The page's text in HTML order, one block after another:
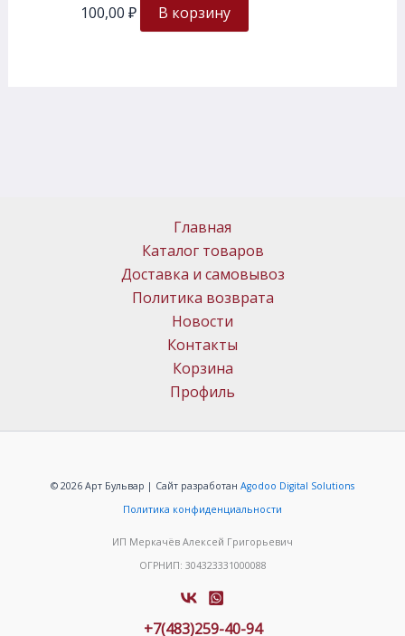
100,00 ₽ В корзину
Главная
Каталог товаров
Доставка и самовывоз
Политика возврата
Новости
Контакты
Корзина
Профиль
© 2026 Арт Бульвар | Сайт разработан Agodoo Digital Solutions
Политика конфиденциальности
ИП Меркачёв Алексей Григорьевич
ОГРНИП: 304323331000088
+7(483)259-40-94